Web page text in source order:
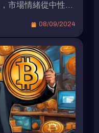
市場情緒從中性逐
化趨勢，其中顏色
BTC、ETH 等主
較小，顯示出市場
，未出現明顯的多
總市值跌破 2 兆美
降至 1.99 兆美元，
總市值下降了約
動 穩定幣總供應
08/09/2024